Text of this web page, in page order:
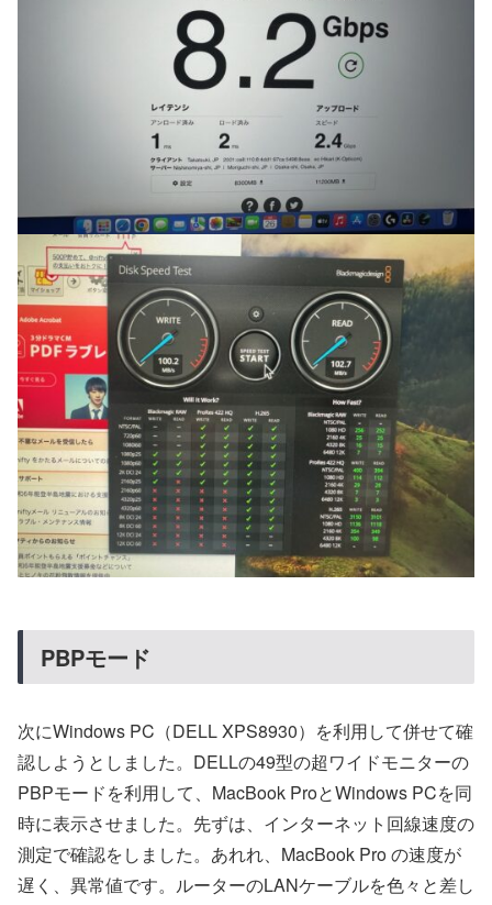
PBPモード
次にWindows PC（DELL XPS8930）を利用して併せて確
認しようとしました。DELLの49型の超ワイドモニターの
PBPモードを利用して、MacBook ProとWindows PCを同
時に表示させました。先ずは、インターネット回線速度の
測定で確認をしました。あれれ、MacBook Pro の速度が
遅く、異常値です。ルーターのLANケーブルを色々と差し